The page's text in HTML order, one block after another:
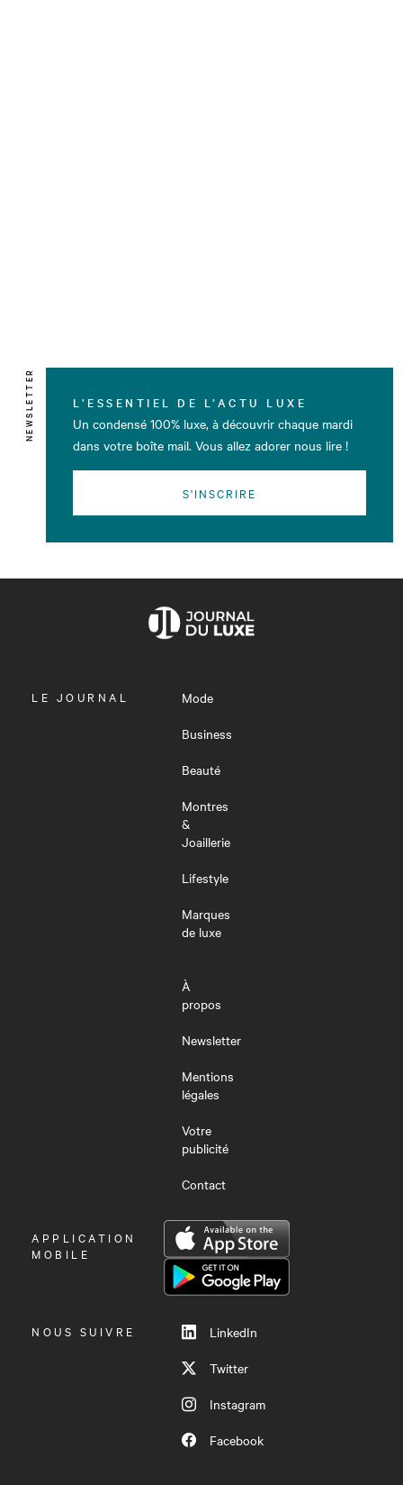
NEWSLETTER L’ESSENTIEL DE L’ACTU LUXE
Un condensé 100% luxe, à découvrir chaque mardi
dans votre boîte mail. Vous allez adorer nous lire !
S'INSCRIRE
OUVRIR
LE JOURNAL
Mode
Business
Beauté
Montres
&
Joaillerie
Lifestyle
Marques
de luxe
À
propos
Newsletter
Mentions
légales
Votre
publicité
Contact
OUVRIR
LE
APPLICATION
MOBILE
NOUS SUIVRE
LinkedIn
Twitter
Instagram
Facebook